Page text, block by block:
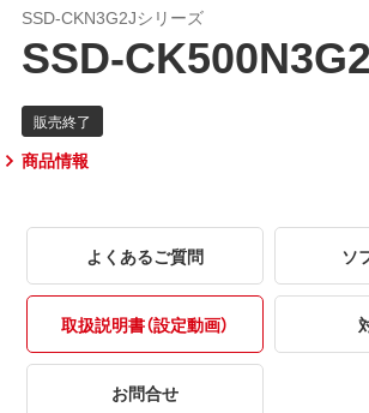
SSD-CKN3G2Jシリーズ
SSD-
商品情報
よくあるご質問 ソ
取扱説明書（設定動画）
お問合せ